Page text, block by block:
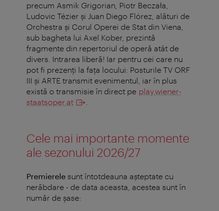
precum Asmik Grigorian, Piotr Beczała,
Ludovic Tézier și Juan Diego Flórez, alături de
Orchestra și Corul Operei de Stat din Viena,
sub bagheta lui Axel Kober, prezintă
fragmente din repertoriul de operă atât de
divers. Intrarea liberă! Iar pentru cei care nu
pot fi prezenți la fața locului: Posturile TV ORF
III și ARTE transmit evenimentul, iar în plus
există o transmisie în direct pe play.wiener-
staatsoper.at
Cele mai importante momente
ale sezonului 2026/27
Premierele sunt întotdeauna așteptate cu
nerăbdare - de data aceasta, acestea sunt în
număr de șase: